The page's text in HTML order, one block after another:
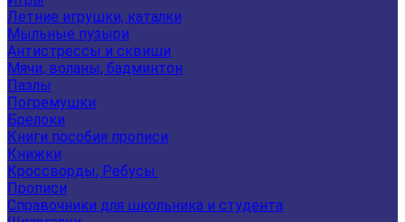
Летние игрушки, каталки
Мыльные пузыри
Антистрессы и сквиши
Мячи, воланы, бадминтон
Пазлы
Погремушки
Брелоки
Книги пособия прописи
Книжки
Кроссворды, Ребусы.
Прописи
Справочники для школьника и студента